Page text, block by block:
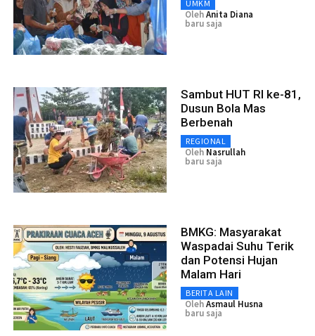
UMKM
OlehAnita Diana
baru saja
Sambut HUT RI ke-81,
Dusun Bola Mas
Berbenah
REGIONAL
Oleh Nasrullah
baru saja
BMKG: Masyarakat
Waspadai Suhu Terik
dan Potensi Hujan
Malam Hari
BERITA LAIN
OlehAsmaul Husna
baru saja